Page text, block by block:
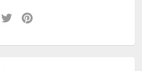
Facebook
Twitter